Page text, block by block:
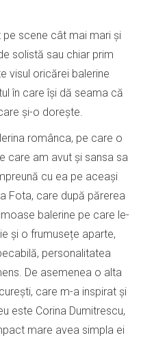
pe scene cât mai mari și
solistă sau chiar prim
visul oricărei balerine
în care își dă seama că
și-o dorește.
românca, pe care o
care am avut și sansa sa
cu ea pe aceași
Fota, care după părerea
balerine pe care le-
și o frumusețe aparte,
personalitatea
De asemenea o alta
care m-a inspirat și
este Corina Dumitrescu,
mare avea simpla ei